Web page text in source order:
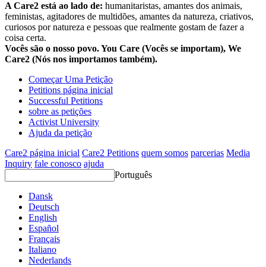
A Care2 está ao lado de: humanitaristas, amantes dos animais,
feministas, agitadores de multidões, amantes da natureza, criativos,
curiosos por natureza e pessoas que realmente gostam de fazer a
coisa certa.
Vocês são o nosso povo. You Care (Vocês se importam), We
Care2 (Nós nos importamos também).
Começar Uma Petição
Petitions página inicial
Successful Petitions
sobre as petições
Activist University
Ajuda da petição
Care2 página inicial Care2 Petitions quem somos parcerias Media
Inquiry fale conosco ajuda
Português
Dansk
Deutsch
English
Español
Français
Italiano
Nederlands